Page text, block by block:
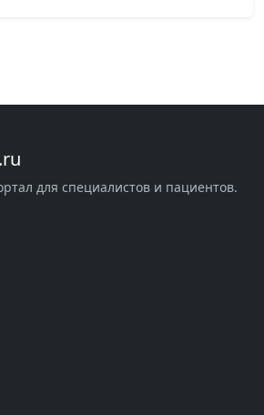
для специалистов и пациентов.